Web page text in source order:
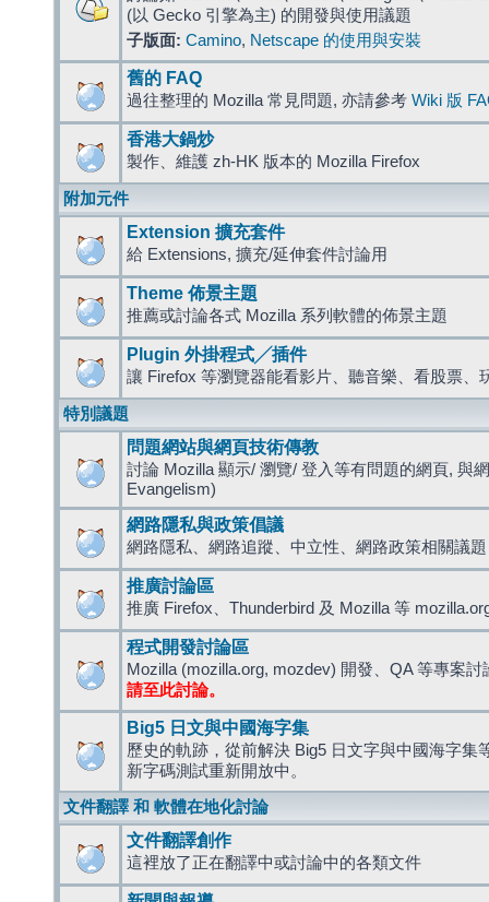
(以 Gecko 引擎為主) 的開發與使用議題
子版面: Camino, Netscape 的使用與安裝
舊的 FAQ
過往整理的 Mozilla 常見問題, 亦請參考 Wiki 版
香港大鍋炒
製作、維護 zh-HK 版本的 Mozilla Firefox
附加元件
Extension 擴充套件
給 Extensions, 擴充/延伸套件討論用
Theme 佈景主題
推薦或討論各式 Mozilla 系列軟體的佈景主題
Plugin 外掛程式╱插件
讓 Firefox 等瀏覽器能看影片、聽音樂、看股票、
特別議題
問題網站與網頁技術傳教
討論 Mozilla 顯示/ 瀏覽/ 登入等有問題的網頁, 與
Evangelism)
網路隱私與政策倡議
網路隱私、網路追蹤、中立性、網路政策相關議題
推廣討論區
推廣 Firefox、Thunderbird 及 Mozilla 等
程式開發討論區
Mozilla (mozilla.org, mozdev) 開發、QA 等專案討
請至此討論。
Big5 日文與中國海字集
歷史的軌跡，從前解決 Big5 日文字與中國海字集
新字碼測試重新開放中。
文件翻譯 和 軟體在地化討論
文件翻譯創作
這裡放了正在翻譯中或討論中的各類文件